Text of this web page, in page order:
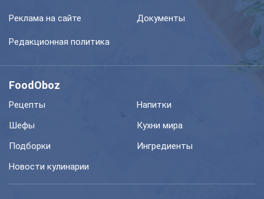
Реклама на сайте Документы
Редакционная политика
FoodOboz
Рецепты
Напитки
Шефы
Кухни мира
Подборки
Ингредиенты
Новости кулинарии